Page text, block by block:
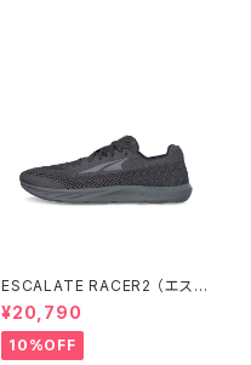
ESCALATE RACER2 （エスカ
ランテ レーサー２）ウィメンズ Bl
ack/Black
¥20,790
10%OFF